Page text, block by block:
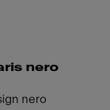
nero
nero